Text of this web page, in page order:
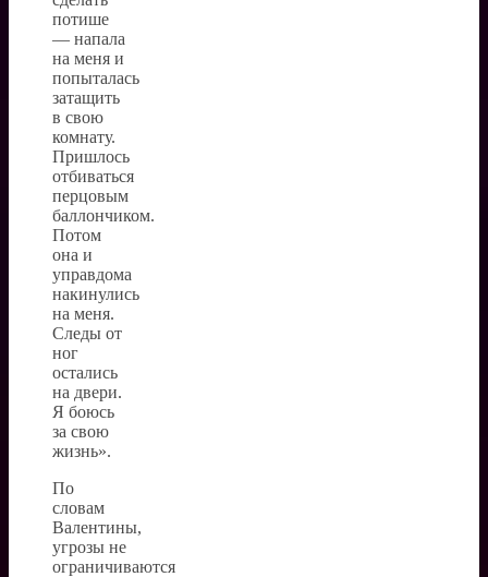
потише
— напала
на меня и
попыталась
затащить
в свою
комнату.
Пришлось
отбиваться
перцовым
баллончиком.
Потом
она и
управдома
накинулись
на меня.
Следы от
ног
остались
на двери.
Я боюсь
за свою
жизнь».
По
словам
Валентины,
угрозы не
ограничиваются